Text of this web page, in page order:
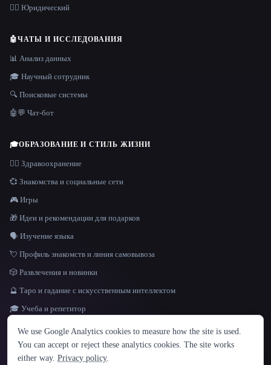
ЯЗЫК
English español Français Русский 简体中文
Hindi
👩‍⚖️ Юридический
🤖ЧАТЫ И ИССЛЕДОВАНИЯ
📊 Анализ данных
🎓 Научный сотрудник
🔍 Поисковые системы
🤖💬 Чат-бот
🎓ОБРАЗОВАНИЕ И СТИЛЬ ЖИЗНИ
👩‍⚕️ Здравоохранение
💞 Знакомства и социальные сети
🎮 Игры
🎁 Идеи и рекомендации для подарков
🗣️ Изучение языка
💘 Профиль знакомств и линия самовывоза
🎲 Развлечения и новинки
🔮 Таро и гадание с искусственным интеллектом
🎓 Учеба и репетитор
© 2026 That AI Collection. Все права защищены.
We use Google Analytics cookies to measure how the site is used.
You can accept or reject these analytics cookies. The site works
either way. Privacy policy.